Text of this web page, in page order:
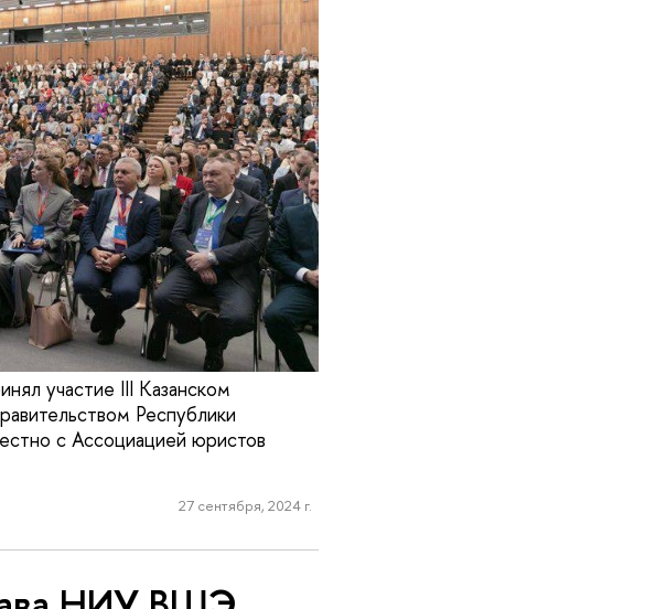
участие III Казанском
Республики
с Ассоциацией юристов
27 сентября, 2024 г.